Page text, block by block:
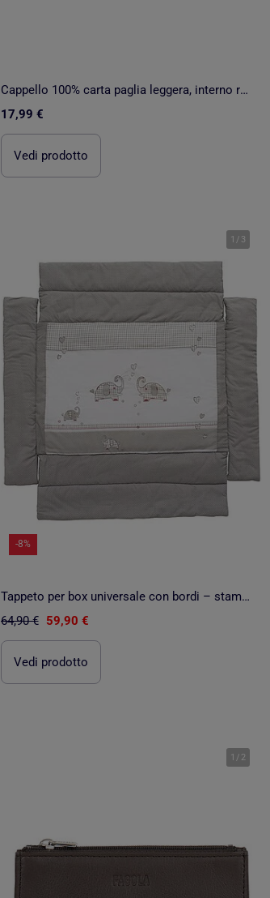
Cappello 100% carta paglia leggera, interno regolabile da 52 a 58 cm donna Isotoner
17,99 €
Vedi prodotto
1 / 3
-8%
Tappeto per box universale con bordi – stampa elefanti – ROBA "Jumbotwins
64,90 € 59,90 €
Vedi prodotto
1 / 2